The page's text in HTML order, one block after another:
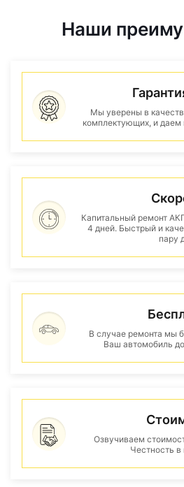
Наши
Мы уверены в
комплектующих, и даем
Капитальный ремонт
4 дней. Быстрый и
пару
В случае ремонта мы
Ваш автомобиль
Озвучиваем
Честность в